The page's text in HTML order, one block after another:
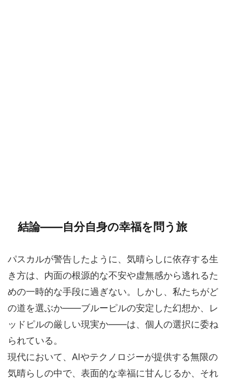
結論――自分自身の幸福を問う旅
パスカルが警告したように、気晴らしに依存する生
き方は、内面の根源的な不安や虚無感から逃れるた
めの一時的な手段に過ぎない。しかし、私たちがど
の道を選ぶか――ブルーピルの安定した幻想か、レ
ッドピルの厳しい現実か――は、個人の選択に委ね
られている。
現代において、AIやテクノロジーが提供する無限の
気晴らしの中で、表面的な幸福に甘んじるか、それ